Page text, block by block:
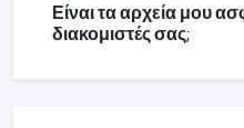
Είναι τα αρχεία μου
διακομιστές σας;